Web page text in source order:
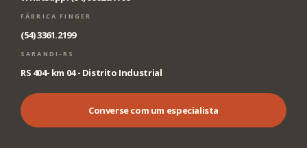
FÁBRICA FINGER
(54) 3361.2199
SARANDI-RS
RS 404- km 04 - Distrito Industrial
Converse com um especialista